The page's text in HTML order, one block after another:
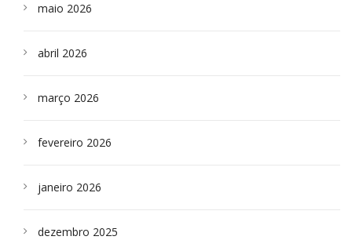
maio 2026
abril 2026
março 2026
fevereiro 2026
janeiro 2026
dezembro 2025